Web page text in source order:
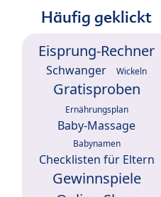
Häufig geklickt
Eisprung-Rechner
Schwanger Wickeln
Gratisproben
Ernährungsplan
Baby-Massage
Babynamen
Checklisten für Eltern
Gewinnspiele